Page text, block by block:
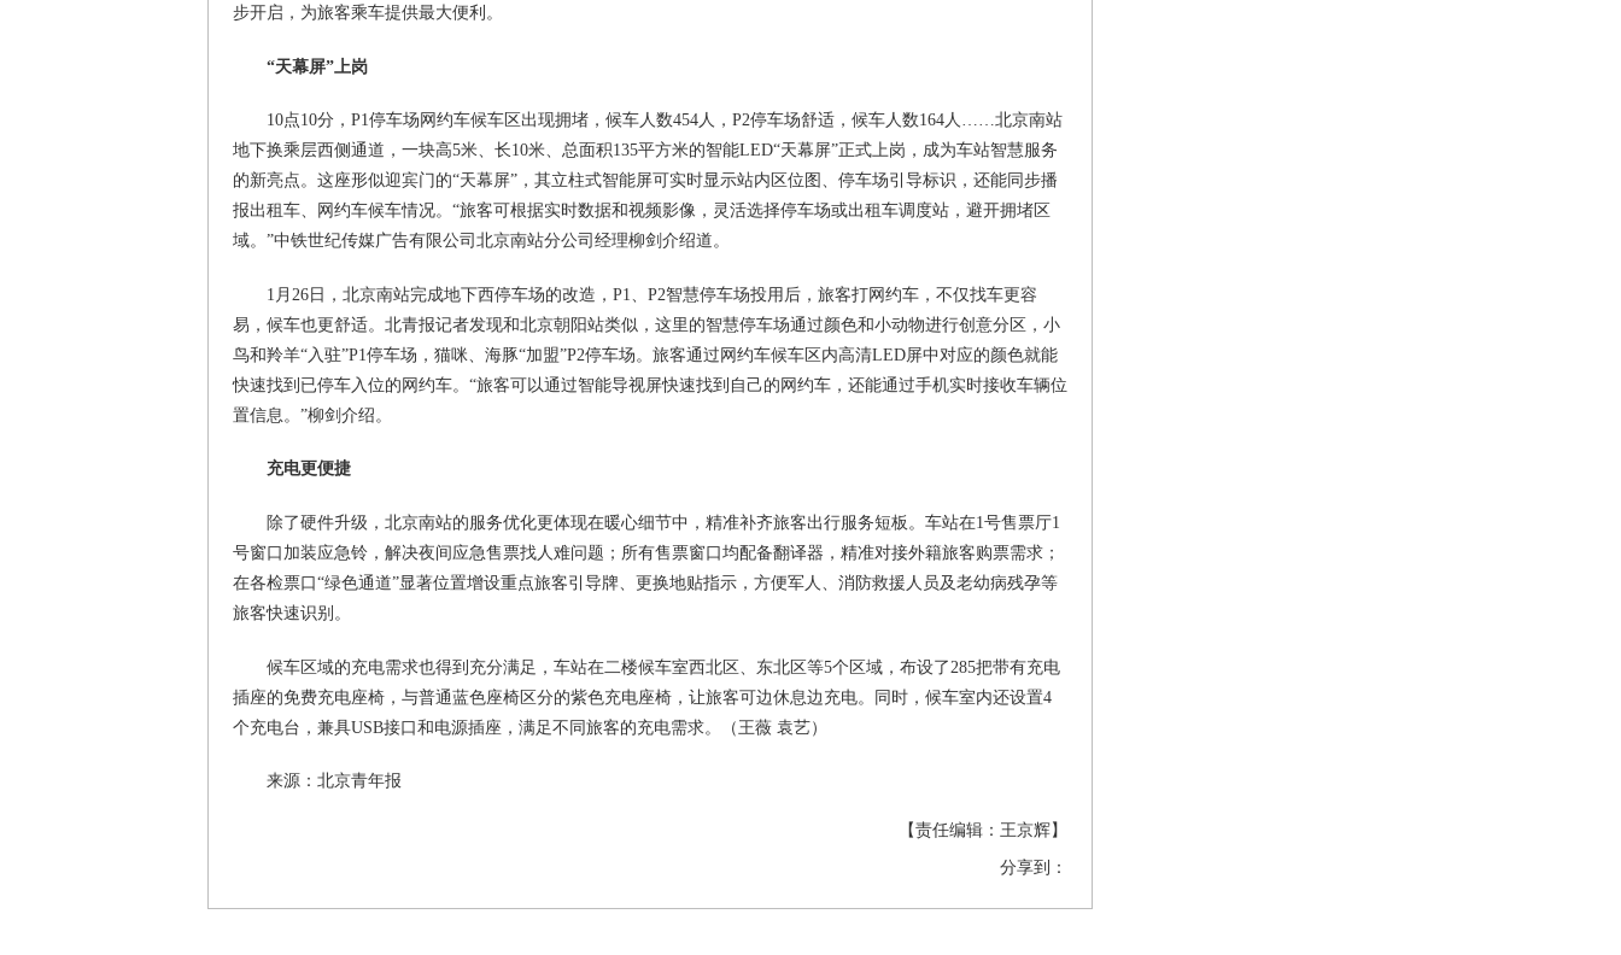
步开启，为旅客乘车提供最大便利。
“天幕屏”上岗
10点10分，P1停车场网约车候车区出现拥堵，候车人数454人，P2停车场舒适，候车人数164人……北京南站
地下换乘层西侧通道，一块高5米、长10米、总面积135平方米的智能LED“天幕屏”正式上岗，成为车站智慧服务
的新亮点。这座形似迎宾门的“天幕屏”，其立柱式智能屏可实时显示站内区位图、停车场引导标识，还能同步播
报出租车、网约车候车情况。“旅客可根据实时数据和视频影像，灵活选择停车场或出租车调度站，避开拥堵区
域。”中铁世纪传媒广告有限公司北京南站分公司经理柳剑介绍道。
1月26日，北京南站完成地下西停车场的改造，P1、P2智慧停车场投用后，旅客打网约车，不仅找车更容
易，候车也更舒适。北青报记者发现和北京朝阳站类似，这里的智慧停车场通过颜色和小动物进行创意分区，小
鸟和羚羊“入驻”P1停车场，猫咪、海豚“加盟”P2停车场。旅客通过网约车候车区内高清LED屏中对应的颜色就能
快速找到已停车入位的网约车。“旅客可以通过智能导视屏快速找到自己的网约车，还能通过手机实时接收车辆位
置信息。”柳剑介绍。
充电更便捷
除了硬件升级，北京南站的服务优化更体现在暖心细节中，精准补齐旅客出行服务短板。车站在1号售票厅1
号窗口加装应急铃，解决夜间应急售票找人难问题；所有售票窗口均配备翻译器，精准对接外籍旅客购票需求；
在各检票口“绿色通道”显著位置增设重点旅客引导牌、更换地贴指示，方便军人、消防救援人员及老幼病残孕等
旅客快速识别。
候车区域的充电需求也得到充分满足，车站在二楼候车室西北区、东北区等5个区域，布设了285把带有充电
插座的免费充电座椅，与普通蓝色座椅区分的紫色充电座椅，让旅客可边休息边充电。同时，候车室内还设置4
个充电台，兼具USB接口和电源插座，满足不同旅客的充电需求。（王薇 袁艺）
来源：北京青年报
【责任编辑：王京辉】
分享到：